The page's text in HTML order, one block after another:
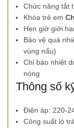
Chức năng tắt
Khóa trẻ em
Hẹn giờ giới
Bảo vệ quá
vùng nấu)
Chỉ báo nhiệt
nóng
Thông số
Điện áp: 220-
Công suất lò